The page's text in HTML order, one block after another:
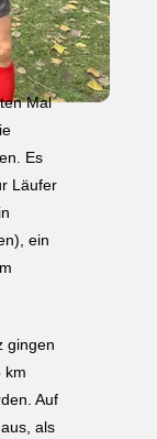
Mal
Es
Läufer
ein
gingen
km
Auf
als